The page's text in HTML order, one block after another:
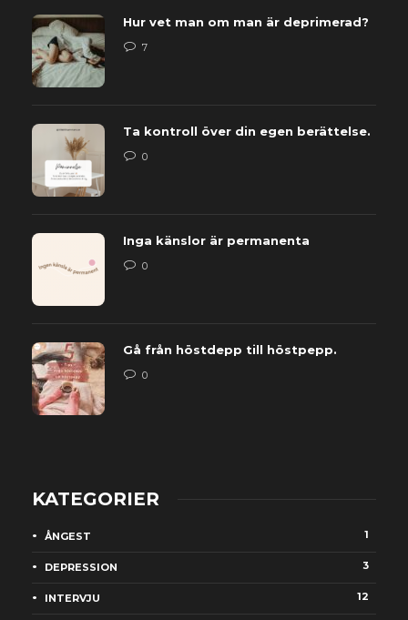
Hur vet man om man är deprimerad?
7
Ta kontroll över din egen berättelse.
0
Inga känslor är permanenta
0
Gå från höstdepp till höstpepp.
0
KATEGORIER
ÅNGEST 1
DEPRESSION 3
INTERVJU 12